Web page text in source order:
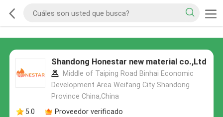
Shandong Honestar new material co.,Ltd
Middle of Taiping Road Binhai Economic
Development Area Weifang City Shandong
Province China,China
5.0
Proveedor verificado